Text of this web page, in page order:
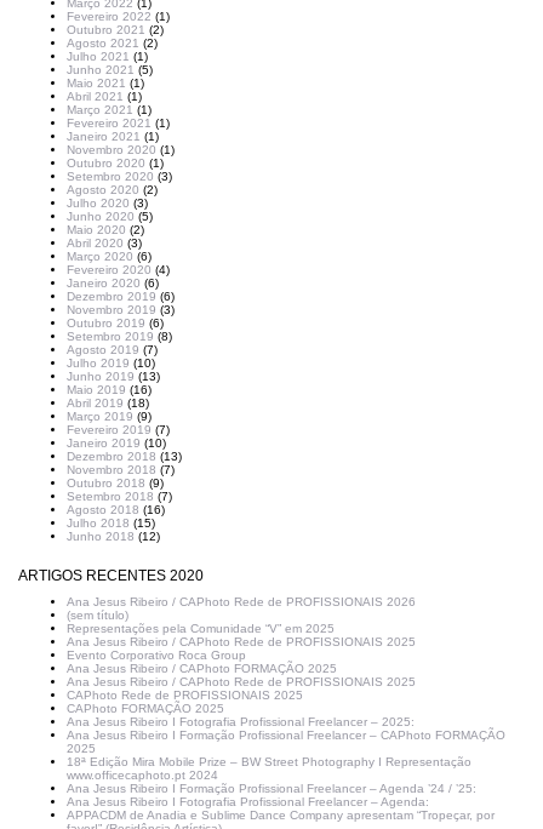
Março 2022 (1)
Fevereiro 2022 (1)
Outubro 2021 (2)
Agosto 2021 (2)
Julho 2021 (1)
Junho 2021 (5)
Maio 2021 (1)
Abril 2021 (1)
Março 2021 (1)
Fevereiro 2021 (1)
Janeiro 2021 (1)
Novembro 2020 (1)
Outubro 2020 (1)
Setembro 2020 (3)
Agosto 2020 (2)
Julho 2020 (3)
Junho 2020 (5)
Maio 2020 (2)
Abril 2020 (3)
Março 2020 (6)
Fevereiro 2020 (4)
Janeiro 2020 (6)
Dezembro 2019 (6)
Novembro 2019 (3)
Outubro 2019 (6)
Setembro 2019 (8)
Agosto 2019 (7)
Julho 2019 (10)
Junho 2019 (13)
Maio 2019 (16)
Abril 2019 (18)
Março 2019 (9)
Fevereiro 2019 (7)
Janeiro 2019 (10)
Dezembro 2018 (13)
Novembro 2018 (7)
Outubro 2018 (9)
Setembro 2018 (7)
Agosto 2018 (16)
Julho 2018 (15)
Junho 2018 (12)
ARTIGOS RECENTES 2020
Ana Jesus Ribeiro / CAPhoto Rede de PROFISSIONAIS 2026
(sem título)
Representações pela Comunidade “V” em 2025
Ana Jesus Ribeiro / CAPhoto Rede de PROFISSIONAIS 2025
Evento Corporativo Roca Group
Ana Jesus Ribeiro / CAPhoto FORMAÇÃO 2025
Ana Jesus Ribeiro / CAPhoto Rede de PROFISSIONAIS 2025
CAPhoto Rede de PROFISSIONAIS 2025
CAPhoto FORMAÇÃO 2025
Ana Jesus Ribeiro I Fotografia Profissional Freelancer – 2025:
Ana Jesus Ribeiro I Formação Profissional Freelancer – CAPhoto FORMAÇÃO
2025
18ª Edição Mira Mobile Prize – BW Street Photography I Representação
www.officecaphoto.pt 2024
Ana Jesus Ribeiro I Formação Profissional Freelancer – Agenda ’24 / ’25:
Ana Jesus Ribeiro I Fotografia Profissional Freelancer – Agenda:
APPACDM de Anadia e Sublime Dance Company apresentam “Tropeçar, por